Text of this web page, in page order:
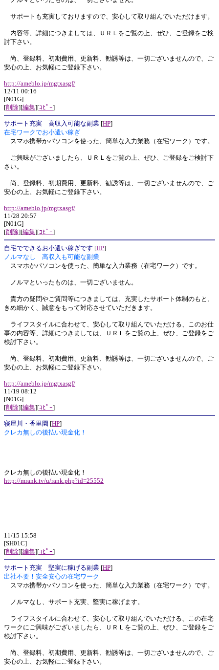
サポートも充実しておりますので、安心して取り組んでいただけます。
内容等、詳細につきましては、ＵＲＬをご覧の上、ぜひ、ご登録をご検
討下さい。
尚、登録料、初期費用、更新料、勧誘等は、一切ございませんので、ご
安心の上、お気軽にご登録下さい。
http://ameblo.jp/mgtxasgf/
12/11 00:16
[N01G]
[削除][編集][ｺﾋﾟｰ]
サポート充実 高収入可能な副業 [HP]
在宅ワークでお小遣い稼ぎ
スマホ携帯かパソコンを使った、簡単な入力業務（在宅ワーク）です。
ご興味がございましたら、ＵＲＬをご覧の上、ぜひ、ご登録をご検討下
さい。
尚、登録料、初期費用、更新料、勧誘等は、一切ございませんので、ご
安心の上、お気軽にご登録下さい。
http://ameblo.jp/mgtxasgf/
11/28 20:57
[N01G]
[削除][編集][ｺﾋﾟｰ]
自宅でできるお小遣い稼ぎです [HP]
ノルマなし 高収入も可能な副業
スマホかパソコンを使った、簡単な入力業務（在宅ワーク）です。
ノルマといったものは、一切ございません。
貴方の疑問やご質問等につきましては、充実したサポート体制のもと、
きめ細かく、誠意をもって対応させていただきます。
ライフスタイルに合わせて、安心して取り組んでいただける、このお仕
事の内容等、詳細につきましては、ＵＲＬをご覧の上、ぜひ、ご登録をご
検討下さい。
尚、登録料、初期費用、更新料、勧誘等は、一切ございませんので、ご
安心の上、お気軽にご登録下さい。
http://ameblo.jp/mgtxasgf/
11/19 08:12
[N01G]
[削除][編集][ｺﾋﾟｰ]
寝屋川・香里園 [HP]
クレカ無しの後払い現金化！
クレカ無しの後払い現金化！
http://mrank.tv/u/rank.php?id=25552
11/15 15:58
[SH01C]
[削除][編集][ｺﾋﾟｰ]
サポート充実 堅実に稼げる副業 [HP]
出社不要！安全安心の在宅ワーク
スマホ携帯かパソコンを使った、簡単な入力業務（在宅ワーク）です。
ノルマなし、サポート充実、堅実に稼げます。
ライフスタイルに合わせて、安心して取り組んでいただける、この在宅
ワークにご興味がございましたら、ＵＲＬをご覧の上、ぜひ、ご登録をご
検討下さい。
尚、登録料、初期費用、更新料、勧誘等は、一切ございませんので、ご
安心の上、お気軽にご登録下さい。